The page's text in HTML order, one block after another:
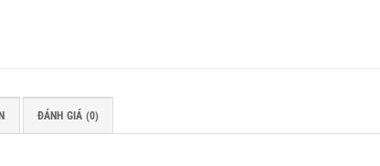
ĐÁNH GIÁ (0)